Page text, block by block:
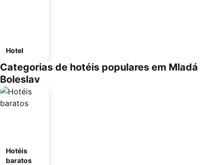
Hotel
Categorias de hotéis populares em Mladá
Boleslav
Hotéis
baratos